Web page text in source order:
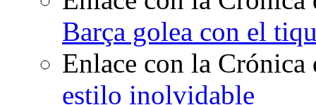
Barça golea con el
Enlace con la
estilo inolvidable